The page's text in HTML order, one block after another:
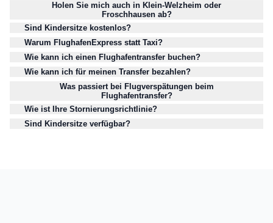
Holen Sie mich auch in Klein-Welzheim oder
Froschhausen ab?
Sind Kindersitze kostenlos?
Warum FlughafenExpress statt Taxi?
Wie kann ich einen Flughafentransfer buchen?
Wie kann ich für meinen Transfer bezahlen?
Was passiert bei Flugverspätungen beim
Flughafentransfer?
Wie ist Ihre Stornierungsrichtlinie?
Sind Kindersitze verfügbar?